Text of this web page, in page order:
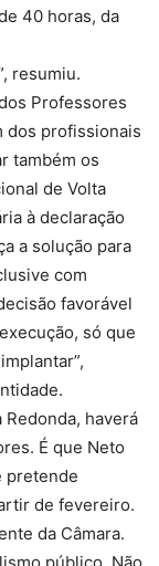
40 horas, da
resumiu.
Professores
dos profissionais
também os
de Volta
à declaração
a solução para
com
favorável
só que
haverá
É que Neto
pretende
de fevereiro.
da Câmara.